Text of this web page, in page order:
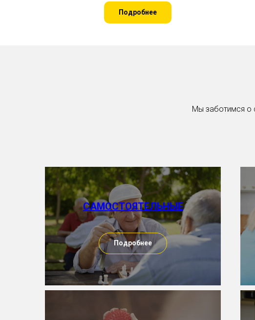
Подробнее
Мы заботимся о
САМОСТОЯТЕЛЬНЫЕ
Подробнее